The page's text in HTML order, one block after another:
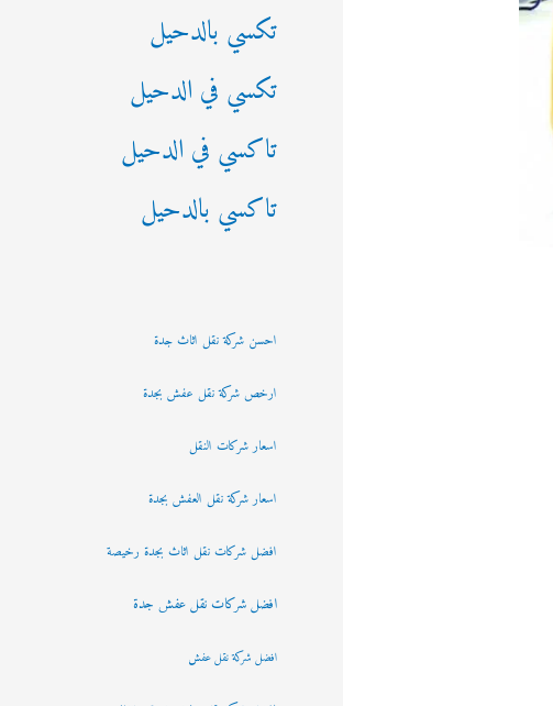
تكسي بالدحيل
تكسي في الدحيل
تاكسي في الدحيل
تاكسي بالدحيل
احسن شركة نقل اثاث جدة
ارخص شركة نقل عفش بجدة
اسعار شركات النقل
اسعار شركة نقل العفش بجدة
افضل شركات نقل اثاث بجدة رخيصة
افضل شركات نقل عفش جدة
افضل شركة نقل عفش